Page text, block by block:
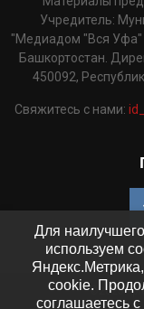
Учредитель:
"Медиадом "Вся Уфа"
Башкортостан.
450092,
Свяжитесь с нами:
©2025 -
Для
используем
cookie.
соглашаетесь